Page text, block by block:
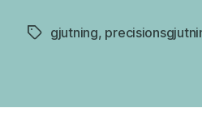
Etiketter
gjutning,